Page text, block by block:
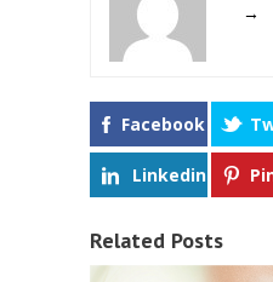
→
Facebook
Linkedin
Related Posts